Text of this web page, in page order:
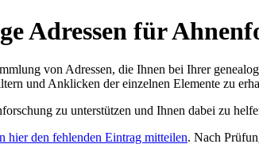
Adressen für
von Adressen, die Ihnen bei Ihrer
und Anklicken der einzelnen Elemente zu
zu unterstützen und Ihnen dabei zu
hier den fehlenden Eintrag mitteilen. Nach